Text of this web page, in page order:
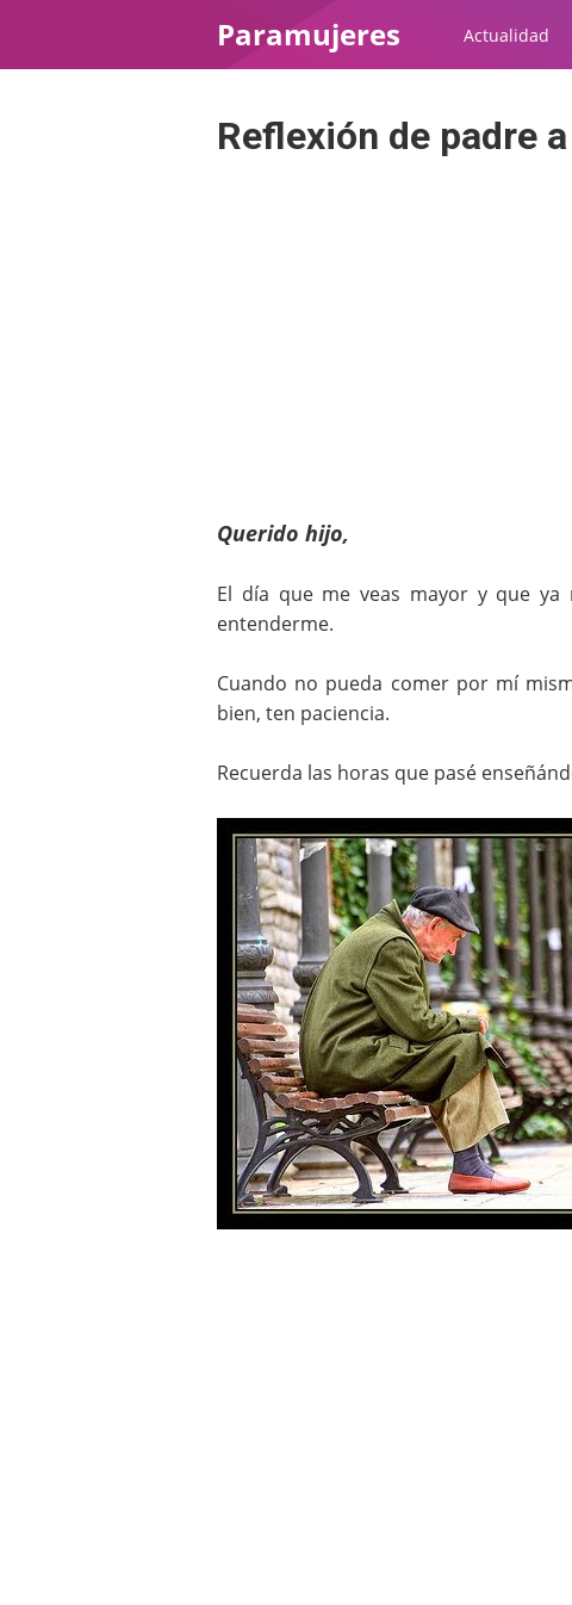
Paramujeres Actualidad
Reflexión de padre
Querido hijo,
El día que me veas mayor y que
entenderme.
Cuando no pueda comer por mí
bien, ten paciencia.
Recuerda las horas que pasé